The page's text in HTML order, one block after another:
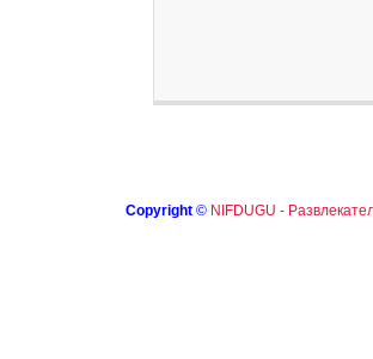
Copyright © NIFDUGU -